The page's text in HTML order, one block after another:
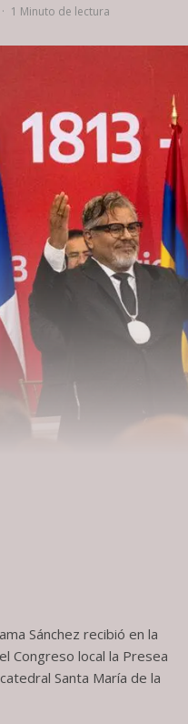
· 1 Minuto de lectura
Sánchez recibió en la
Congreso local la Presea
Santa María de la